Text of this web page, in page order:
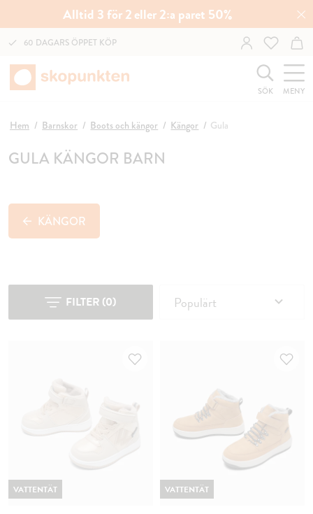
Alltid 3 för 2 eller 2:a paret 50%
60 DAGARS ÖPPET KÖP
SÖK MENY
Hem Barnskor Boots och kängor Kängor Gula
GULA KÄNGOR BARN
KÄNGOR
FILTER (0) Populärt
VATTENTÄT VATTENTÄT